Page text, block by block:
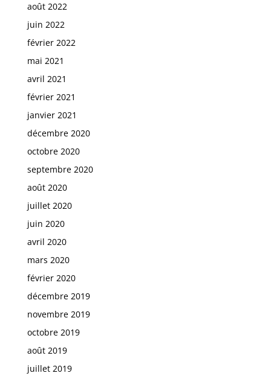
août 2022
juin 2022
février 2022
mai 2021
avril 2021
février 2021
janvier 2021
décembre 2020
octobre 2020
septembre 2020
août 2020
juillet 2020
juin 2020
avril 2020
mars 2020
février 2020
décembre 2019
novembre 2019
octobre 2019
août 2019
juillet 2019